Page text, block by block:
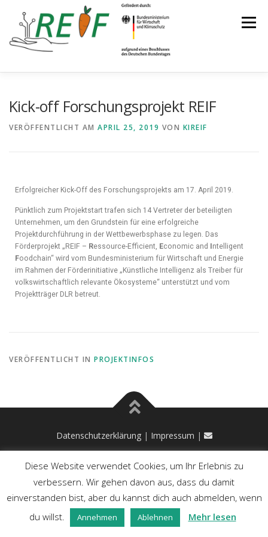
Menü
Kick-off Forschungsprojekt REIF
VERÖFFENTLICHT AM APRIL 25, 2019 VON KIREIF
Erfolgreicher Kick-Off des Forschungsprojekts am 17. April 2019.
Pünktlich zum Projektstart trafen sich 14 Vertreter der beteiligten
Unternehmen, um den Grundstein für eine erfolgreiche
Projektdurchführung in der Wettbewerbsphase zu legen. Das
Förderprojekt „REIF – Ressource-Efficient, Economic and Intelligent
Foodchain“ wird vom Bundesministerium für Wirtschaft und Energie
im Rahmen der Förderinitiative „Künstliche Intelligenz als Treiber für
volkswirtschaftlich relevante Ökosysteme“ unterstützt und vom
Projektträger DLR betreut.
VERÖFFENTLICHT IN PROJEKTINFOS
Datenschutzerklärung| Impressum |
Diese Website verwendet Cookies, um Ihr Erlebnis zu
verbessern. Wir gehen davon aus, dass du damit
einverstanden bist, aber du kannst dich auch abmelden, wenn
du willst.
Annehmen Ablehnen Mehr lesen